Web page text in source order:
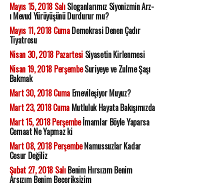
Mayıs 15, 2018 SalıSloganlarımız Siyonizmin Arz-
ı Mevud Yürüyüşünü Durdurur mu?
Mayıs 11, 2018 CumaDemokrasi Denen Çadır
Tiyatrosu
Nisan 30, 2018 PazartesiSiyasetin Kirlenmesi
Nisan 19, 2018 PerşembeSuriyeye ve Zulme Şaşı
Bakmak
Mart 30, 2018 CumaEmevileşiyor Muyuz?
Mart 23, 2018 CumaMutluluk Hayata Bakışımızda
Mart 15, 2018 Perşembeİmamlar Böyle Yaparsa
Cemaat Ne Yapmaz ki
Mart 08, 2018 PerşembeNamussuzlar Kadar
Cesur Değiliz
Şubat 27, 2018 SalıBenim Hırsızım Benim
Arsızım Benim Beceriksizim